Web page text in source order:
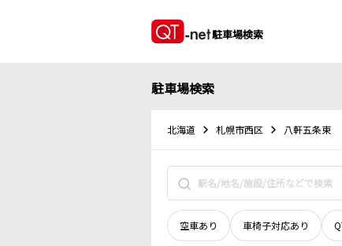
駐車場検索
駐車場検索
北海道 札幌市西区 八軒五条東
空車あり 車椅子対応あり